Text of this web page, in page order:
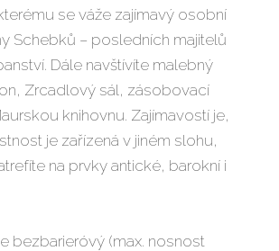
se váže zajímavý osobní
Schebků – posledních majitelů
Dále navštívíte malebný
Zrcadlový sál, zásobovací
knihovnu. Zajímavostí je,
je zařízená v jiném slohu,
na prvky antické, barokní i
bezbarieróvý (max. nosnost